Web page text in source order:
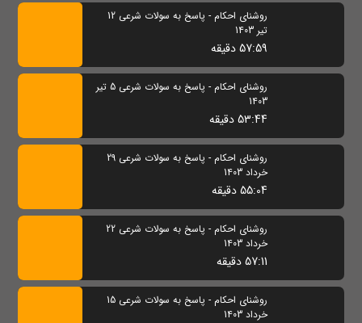
روشنای احکام - پاسخ به سولات شرعی 12
تیر 1403
57:59 دقیقه
روشنای احکام - پاسخ به سولات شرعی 5 تیر
1403
53:44 دقیقه
روشنای احکام - پاسخ به سولات شرعی 29
خرداد 1403
55:04 دقیقه
روشنای احکام - پاسخ به سولات شرعی 22
خرداد 1403
57:11 دقیقه
روشنای احکام - پاسخ به سولات شرعی 15
خرداد 1403